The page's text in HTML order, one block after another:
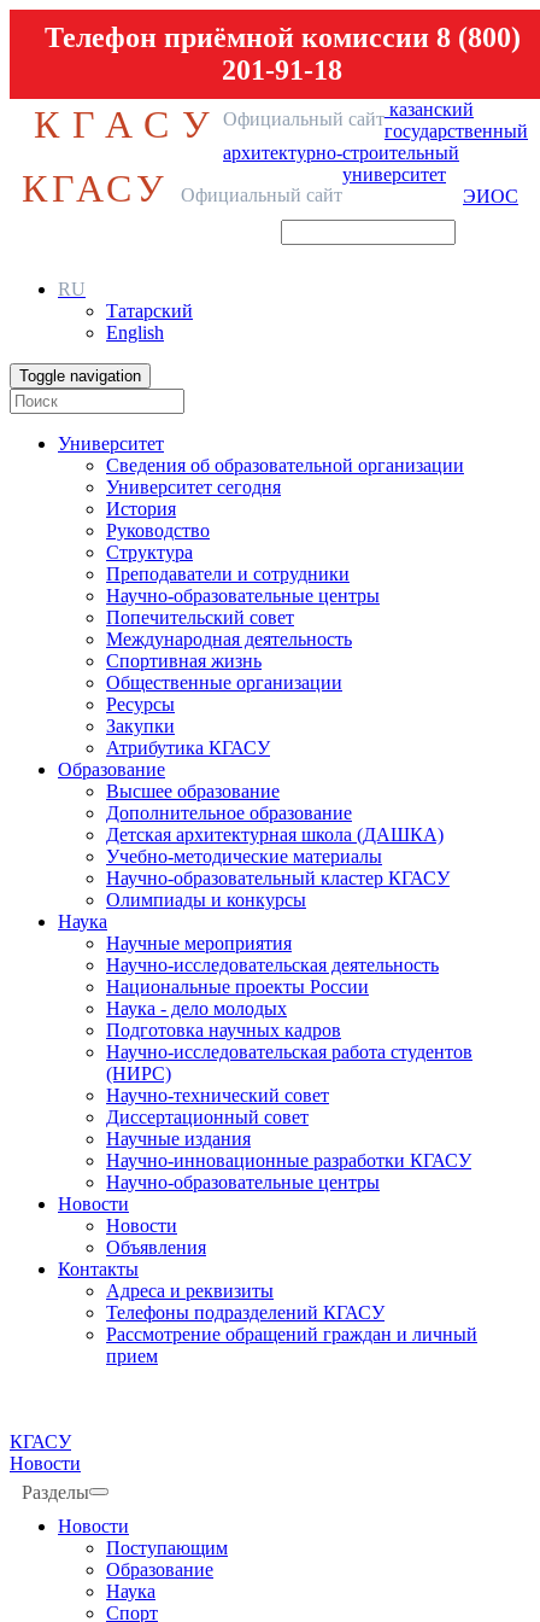
Телефон приёмной комиссии 8 (800)
201-91-18
КГАСУ Официальный сайт казанский
государственный
архитектурно-строительный
университет
КГАСУ Официальный сайт ЭИОС
RU
Татарский
English
Toggle navigation
Университет
Сведения об образовательной организации
Университет сегодня
История
Руководство
Структура
Преподаватели и сотрудники
Научно-образовательные центры
Попечительский совет
Международная деятельность
Спортивная жизнь
Общественные организации
Ресурсы
Закупки
Атрибутика КГАСУ
Образование
Высшее образование
Дополнительное образование
Детская архитектурная школа (ДАШКА)
Учебно-методические материалы
Научно-образовательный кластер КГАСУ
Олимпиады и конкурсы
Наука
Научные мероприятия
Научно-исследовательская деятельность
Национальные проекты России
Наука - дело молодых
Подготовка научных кадров
Научно-исследовательская работа студентов
(НИРС)
Научно-технический совет
Диссертационный совет
Научные издания
Научно-инновационные разработки КГАСУ
Научно-образовательные центры
Новости
Новости
Объявления
Контакты
Адреса и реквизиты
Телефоны подразделений КГАСУ
Рассмотрение обращений граждан и личный
прием
КГАСУ
Новости
Разделы
Новости
Поступающим
Образование
Наука
Спорт